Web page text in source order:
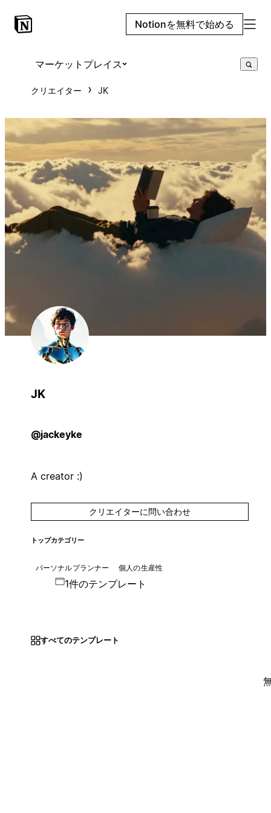
Notionを無料で始める
マーケットプレイス
クリエイター JK
JK
@jackeyke
A creator :)
クリエイターに問い合わせ
トップカテゴリー
パーソナルプランナー 個人の生産性
1件のテンプレート
すべてのテンプレート